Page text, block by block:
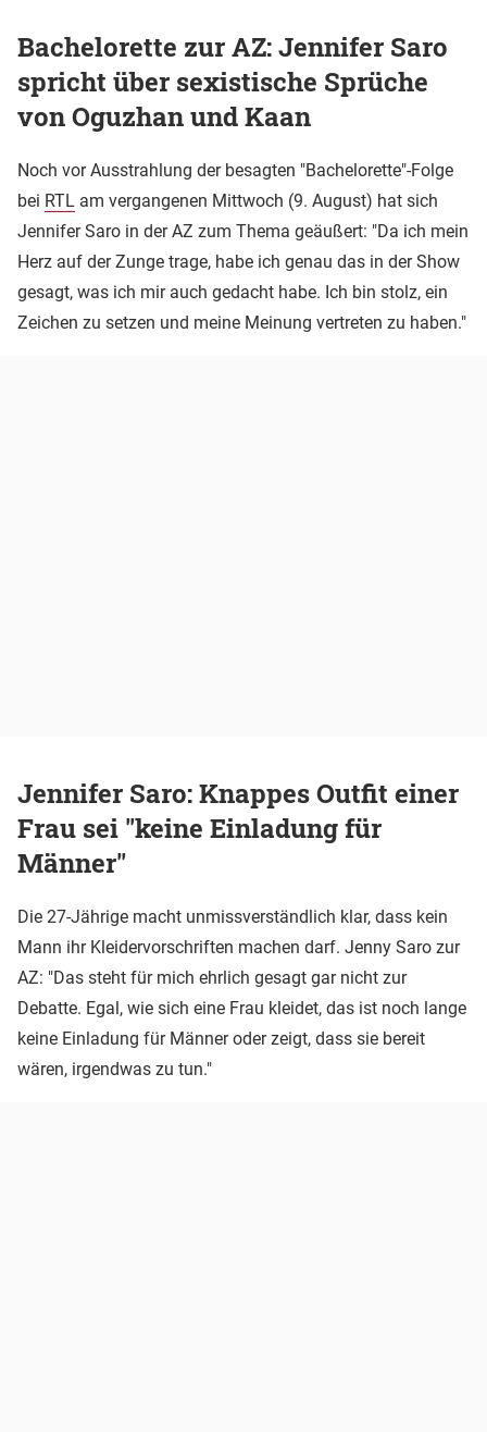
Bachelorette zur AZ: Jennifer Saro
spricht über sexistische Sprüche
von Oguzhan und Kaan
Noch vor Ausstrahlung der besagten "Bachelorette"-Folge
bei RTL am vergangenen Mittwoch (9. August) hat sich
Jennifer Saro in der AZ zum Thema geäußert: "Da ich mein
Herz auf der Zunge trage, habe ich genau das in der Show
gesagt, was ich mir auch gedacht habe. Ich bin stolz, ein
Zeichen zu setzen und meine Meinung vertreten zu haben."
Jennifer Saro: Knappes Outfit einer
Frau sei "keine Einladung für
Männer"
Die 27-Jährige macht unmissverständlich klar, dass kein
Mann ihr Kleidervorschriften machen darf. Jenny Saro zur
AZ: "Das steht für mich ehrlich gesagt gar nicht zur
Debatte. Egal, wie sich eine Frau kleidet, das ist noch lange
keine Einladung für Männer oder zeigt, dass sie bereit
wären, irgendwas zu tun."